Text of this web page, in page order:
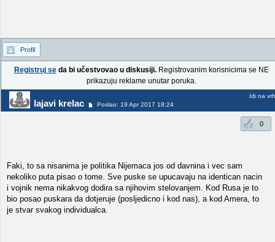
Profil
Registruj seda bi učestvovao u diskusiji.Registrovanim korisnicima se NE
prikazuju reklame unutar poruka.
lajavi krelac Poslao: 19 Apr 2017 18:24
Idi na vrh
0
Faki, to sa nisanima je politika Nijemaca jos od davnina i vec sam
nekoliko puta pisao o tome. Sve puske se upucavaju na identican nacin
i vojnik nema nikakvog dodira sa njihovim stelovanjem. Kod Rusa je to
bio posao puskara da dotjeruje (posljedicno i kod nas), a kod Amera, to
je stvar svakog individualca.